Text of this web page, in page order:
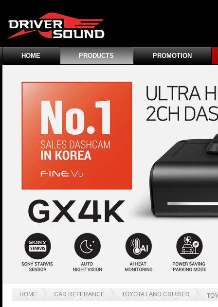
HOME PRODUCTS PROMOTION
HOME CAR REFERANCE TOYOTA LAND CRUISER